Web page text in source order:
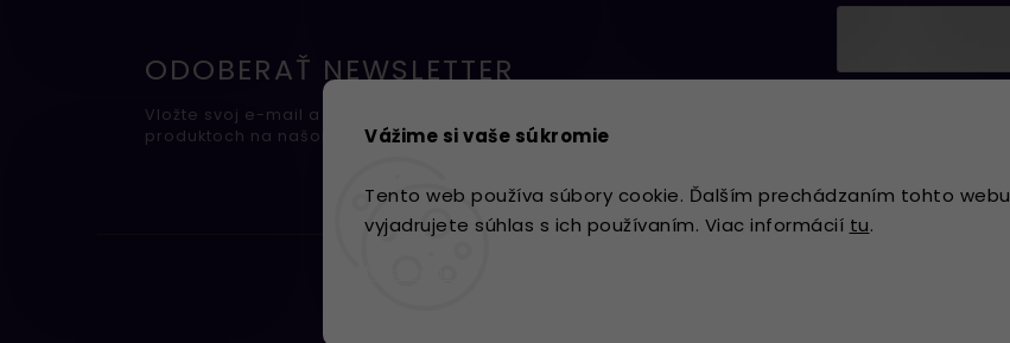
Vážime si vaše súkromie
Tento web používa súbory cookie. Ďalším prechádzaním tohto webu
vyjadrujete súhlas s ich používaním. Viac informácií tu.
ODOBERAŤ NEWSLETTER
Vložte svoj e-mail a my Vám budeme zasielať informácie o nových
produktoch na našom e-shope.